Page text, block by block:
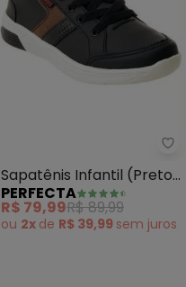
- Sapatênis Infantil
Sapatênis Infantil (Preto)
em Sintético
PERFECTA
R$ 79,99R$ 89,99
ou 2x de R$ 39,99 sem juros